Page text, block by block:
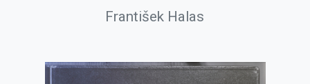
František Halas